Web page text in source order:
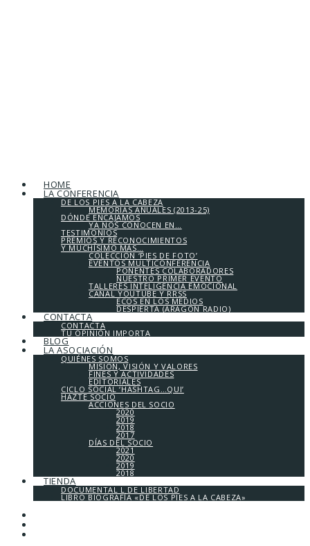
HOME
LA CONFERENCIA
DE LOS PIES A LA CABEZA
MEMORIAS ANUALES (2013-25)
DÓNDE ENCAJAMOS
YA NOS CONOCEN EN…
TESTIMONIOS
PREMIOS Y RECONOCIMIENTOS
Y MUCHÍSIMO MÁS…
COLECCIÓN ‘PIES DE FOTO’
EVENTOS MULTICONFERENCIA
PONENTES COLABORADORES
NUESTRO PRIMER EVENTO
TALLERES INTELIGENCIA EMOCIONAL
CANAL YOUTUBE Y RRSS
ECOS EN LOS MEDIOS
DESPIERTA (ARAGÓN RADIO)
CONTACTA
CONTACTA
TU OPINIÓN IMPORTA
BLOG
LA ASOCIACIÓN
QUIÉNES SOMOS
MISIÓN, VISIÓN Y VALORES
FINES Y ACTIVIDADES
EDITORIALES
CICLO SOCIAL ‘HASHTAG…QUI’
HAZTE SOCIO
ACCIONES DEL SOCIO
2020
2019
2018
2017
DÍAS DEL SOCIO
2021
2020
2019
2018
TIENDA
DOCUMENTAL L DE LIBERTAD
LIBRO BIOGRAFÍA «DE LOS PIES A LA CABEZA»